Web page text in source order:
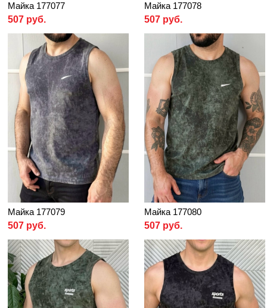
Майка 177077
507 руб.
Майка 177078
507 руб.
Майка 177079
507 руб.
Майка 177080
507 руб.